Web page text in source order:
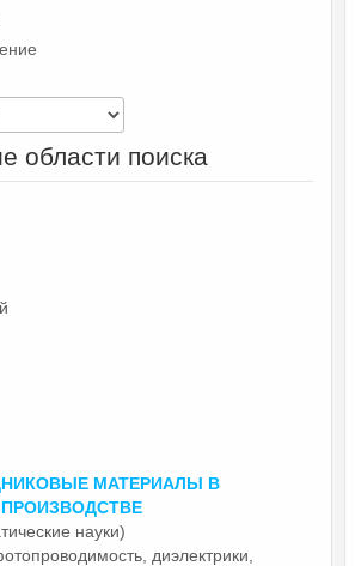
области поиска
МАТЕРИАЛЫ В
науки)
диэлектрики,